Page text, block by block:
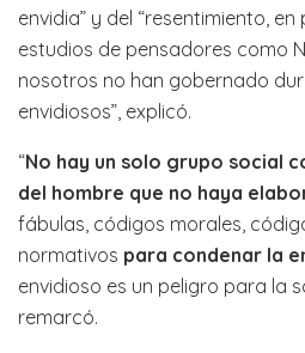
envidia” y del “resentimiento,
estudios de pensadores como
nosotros no han gobernado
envidiosos”, explicó.
“No hay un solo grupo social
del hombre que no haya
fábulas, códigos morales,
normativos para condenar la
envidioso es un peligro para la
remarcó.